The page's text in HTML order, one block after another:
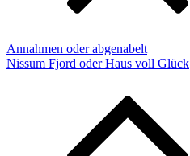
Annahmen oder abgenabelt
Nissum Fjord oder Haus voll Glück